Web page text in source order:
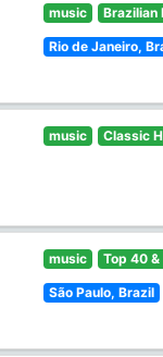
music Brazilian
Rio de Janeiro,
music Classic
music Top 40
São Paulo, Brazil